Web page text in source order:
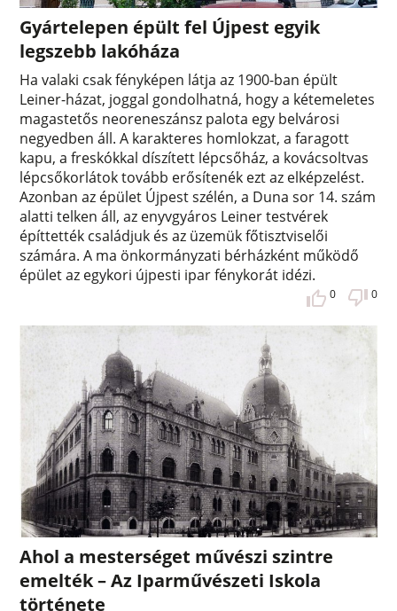
Gyártelepen épült fel Újpest egyik
legszebb lakóháza
Ha valaki csak fényképen látja az 1900-ban épült
Leiner-házat, joggal gondolhatná, hogy a kétemeletes
magastetős neoreneszánsz palota egy belvárosi
negyedben áll. A karakteres homlokzat, a faragott
kapu, a freskókkal díszített lépcsőház, a kovácsoltvas
lépcsőkorlátok tovább erősítenék ezt az elképzelést.
Azonban az épület Újpest szélén, a Duna sor 14. szám
alatti telken áll, az enyvgyáros Leiner testvérek
építtették családjuk és az üzemük főtisztviselői
számára. A ma önkormányzati bérházként működő
épület az egykori újpesti ipar fénykorát idézi.
0 0
Ahol a mesterséget művészi szintre
emelték – Az Iparművészeti Iskola
története